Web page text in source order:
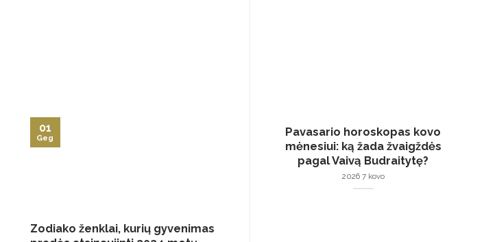
Zodiako ženklai, kurių gyvenimas
01
Geg
Pavasario horoskopas kovo
mėnesiui: ką žada žvaigždės
pagal Vaivą Budraitytę?
2026 7 kovo